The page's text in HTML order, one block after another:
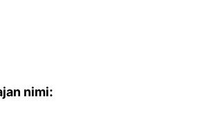
nimi: